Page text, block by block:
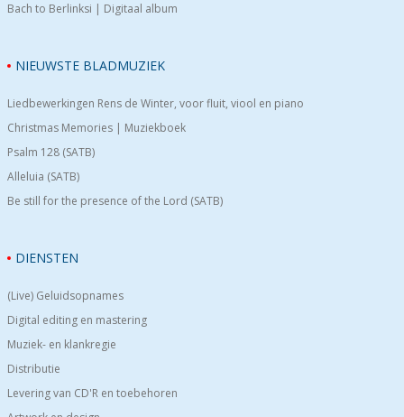
Bach to Berlinksi | Digitaal album
NIEUWSTE BLADMUZIEK
Liedbewerkingen Rens de Winter, voor fluit, viool en piano
Christmas Memories | Muziekboek
Psalm 128 (SATB)
Alleluia (SATB)
Be still for the presence of the Lord (SATB)
DIENSTEN
(Live) Geluidsopnames
Digital editing en mastering
Muziek- en klankregie
Distributie
Levering van CD'R en toebehoren